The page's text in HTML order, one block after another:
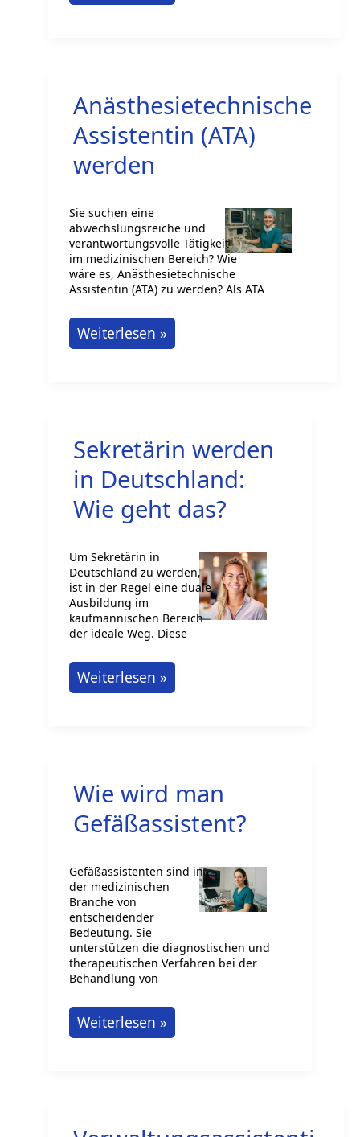
als
Anästhesietechnische
Assistentin (ATA)
werden
Sie suchen eine
abwechslungsreiche und
verantwortungsvolle Tätigkeit
im medizinischen Bereich? Wie
wäre es, Anästhesietechnische
Assistentin (ATA) zu werden? Als ATA
Anästhesietechnische
Assistentin
Weiterlesen »
Sekretärin werden
in Deutschland:
Wie geht das?
Um Sekretärin in
Deutschland zu werden,
ist in der Regel eine duale
Ausbildung im
kaufmännischen Bereich
der ideale Weg. Diese
Sekretärin
werden
geht
das?
Weiterlesen »
Wie wird man
Gefäßassistent?
Gefäßassistenten sind in
der medizinischen
Branche von
entscheidender
Bedeutung. Sie
unterstützen die diagnostischen und
therapeutischen Verfahren bei der
Behandlung von
Wie
wird
Weiterlesen »